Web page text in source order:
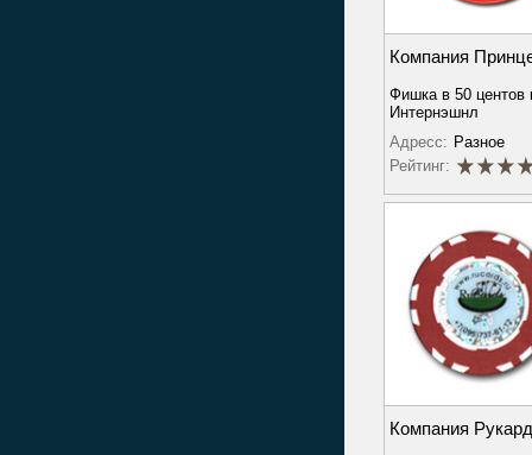
Компания
Фишка в 50 центов
Интернэшнл
Адресс: Разное
Рейтинг:
Компания